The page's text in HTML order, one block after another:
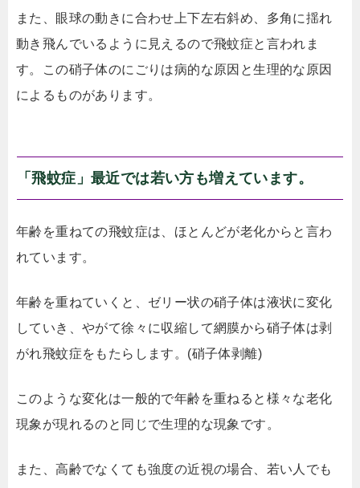
また、眼球の動きに合わせ上下左右斜め、多角に揺れ
動き飛んでいるように見えるので飛蚊症と言われま
す。この硝子体のにごりは病的な原因と生理的な原因
によるものがあります。
「飛蚊症」最近では若い方も増えています。
年齢を重ねての飛蚊症は、ほとんどが老化からと言わ
れています。
年齢を重ねていくと、ゼリー状の硝子体は液状に変化
していき、やがて徐々に収縮して網膜から硝子体は剥
がれ飛蚊症をもたらします。(硝子体剥離)
このような変化は一般的で年齢を重ねると様々な老化
現象が現れるのと同じで生理的な現象です。
また、高齢でなくても強度の近視の場合、若い人でも